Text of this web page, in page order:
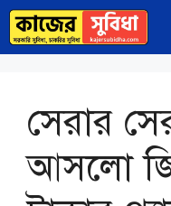
Skip
content
সেরার
আসলো